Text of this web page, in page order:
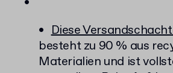
Diese
besteht zu 90 % aus
Materialien und ist